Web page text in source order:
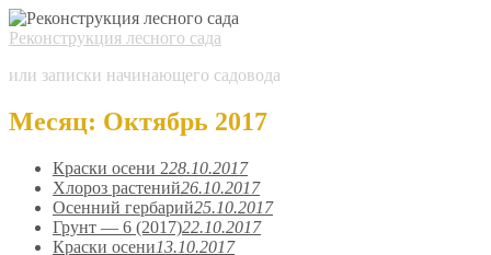
Реконструкция лесного сада
или записки начинающего садовода
Месяц: Октябрь 2017
Краски осени 228.10.2017
Хлороз растений26.10.2017
Осенний гербарий25.10.2017
Грунт — 6 (2017)22.10.2017
Краски осени13.10.2017